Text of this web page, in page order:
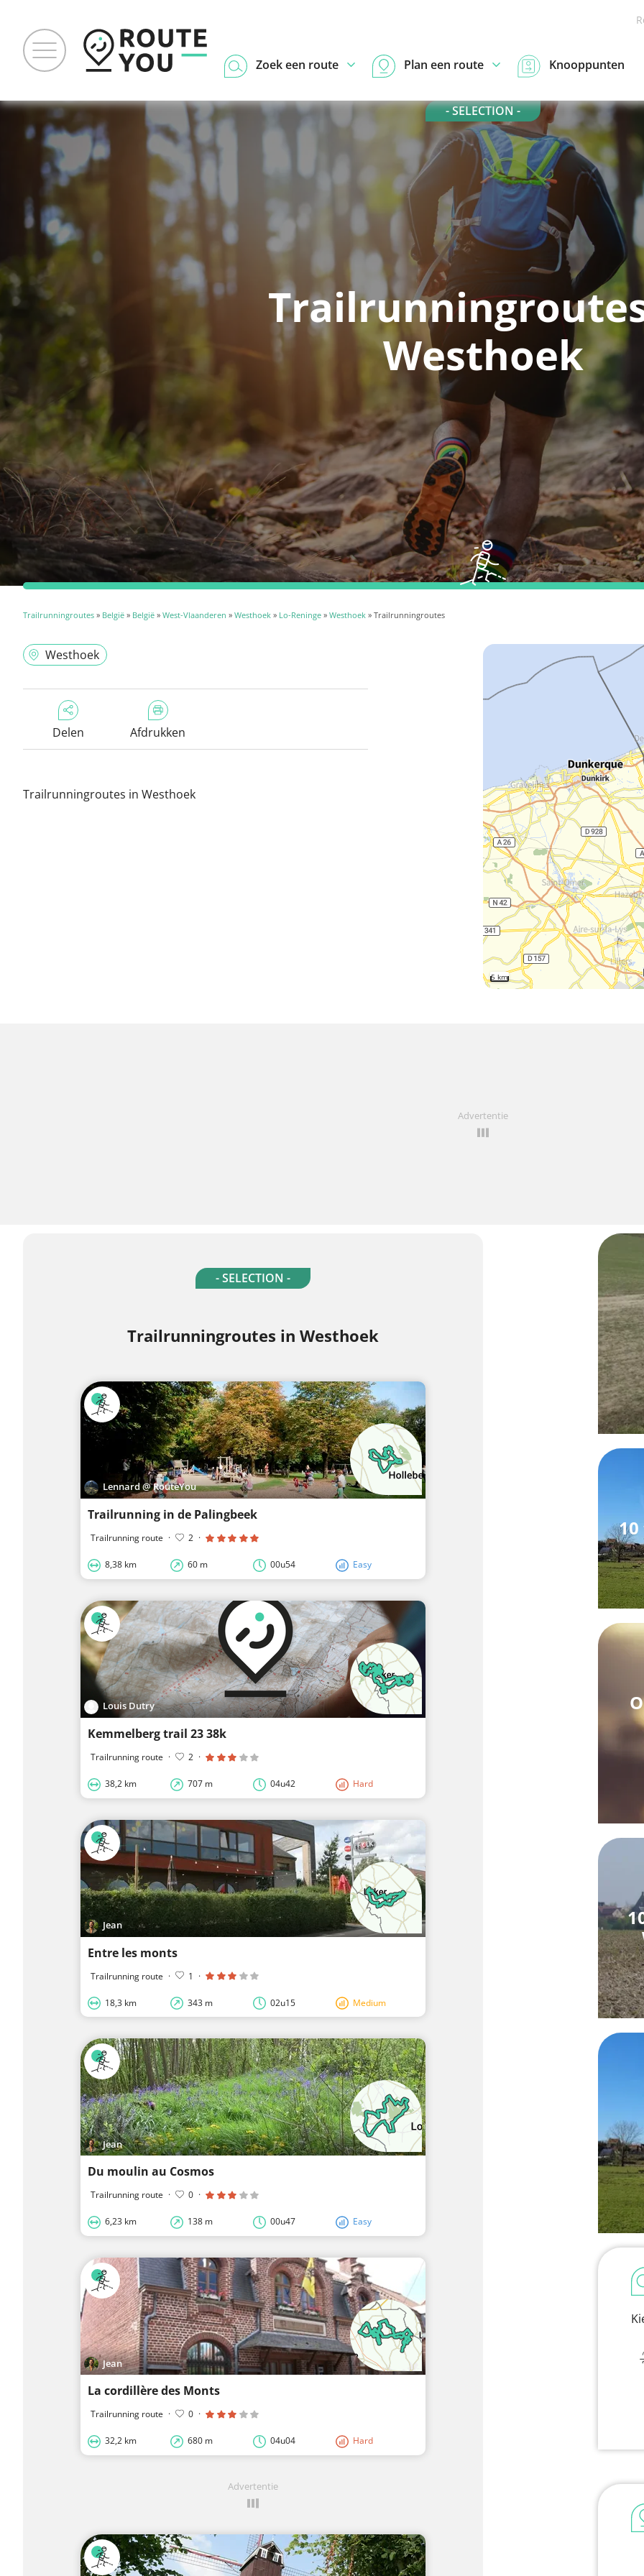
Zoek een route Plan een route Knooppunten
- SELECTION -
Westhoek
Trailrunningroutes » België » België » West-Vlaanderen » Westhoek » Lo-Reninge » Westhoek » Trailrunningroutes
Westhoek
Delen Afdrukken
Trailrunningroutes in Westhoek
5 km
Advertentie
- SELECTION -
Trailrunningroutes in Westhoek
Lennard @ RouteYou
Trailrunning in de Palingbeek
Trailrunning route · 2 ·
8,38 km 60 m 00u54 Easy
Louis Dutry
Kemmelberg trail 23 38k
Trailrunning route · 2 ·
38,2 km 707 m 04u42 Hard
Jean
Entre les monts
Trailrunning route · 1 ·
18,3 km 343 m 02u15 Medium
Jean
Du moulin au Cosmos
Trailrunning route · 0 ·
6,23 km 138 m 00u47 Easy
Jean
La cordillère des Monts
Trailrunning route · 0 ·
32,2 km 680 m 04u04 Hard
Advertentie